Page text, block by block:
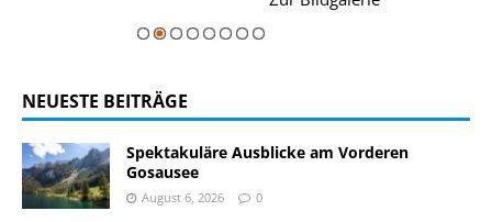
NEUESTE BEITRÄGE
Spektakuläre Ausblicke am Vorderen
Gosausee
August 6, 2026 0